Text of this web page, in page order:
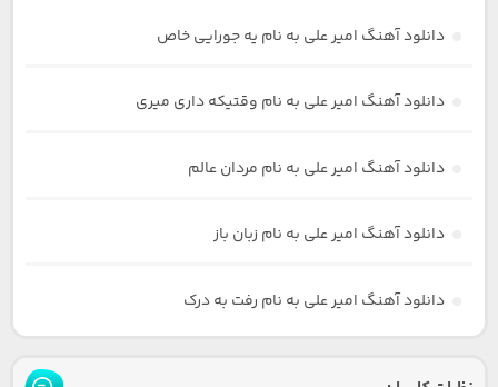
دانلود آهنگ امیر علی به نام یه جورایی خاص
دانلود آهنگ امیر علی به نام وقتیکه داری میری
دانلود آهنگ امیر علی به نام مردان عالم
دانلود آهنگ امیر علی به نام زبان باز
دانلود آهنگ امیر علی به نام رفت به درک